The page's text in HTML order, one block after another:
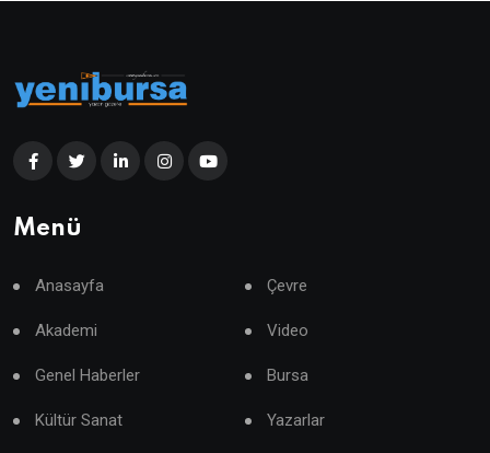
Menü
Anasayfa Çevre
Akademi Video
Genel Haberler Bursa
Kültür Sanat Yazarlar